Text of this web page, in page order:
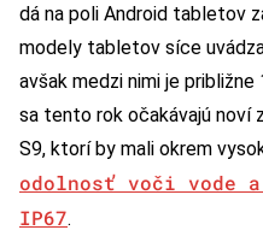
dá na poli Android tabletov
modely tabletov síce
avšak medzi nimi je
sa tento rok očakávajú noví
S9, ktorí by mali okrem
odolnosť voči vode
IP67.